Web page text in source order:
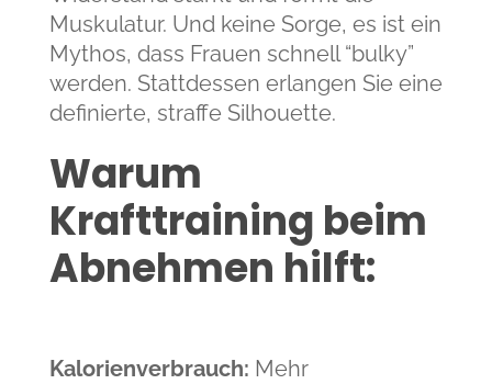
Muskulatur. Und keine Sorge, es ist ein
Mythos, dass Frauen schnell “bulky”
werden. Stattdessen erlangen Sie eine
definierte, straffe Silhouette.
Warum
Krafttraining beim
Abnehmen hilft:
Kalorienverbrauch: Mehr